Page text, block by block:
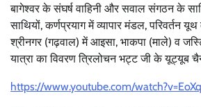
बागेश्वर के संघर्ष वाहिनी और सवाल संगठन के
साथियों, कर्णप्रयाग में व्यापार मंडल,
श्रीनगर (गढ़वाल) में आइसा, भाकपा (माले) व
यात्रा का विवरण त्रिलोचन भट्ट जी के यूट्यूब
https://www.youtube.com/